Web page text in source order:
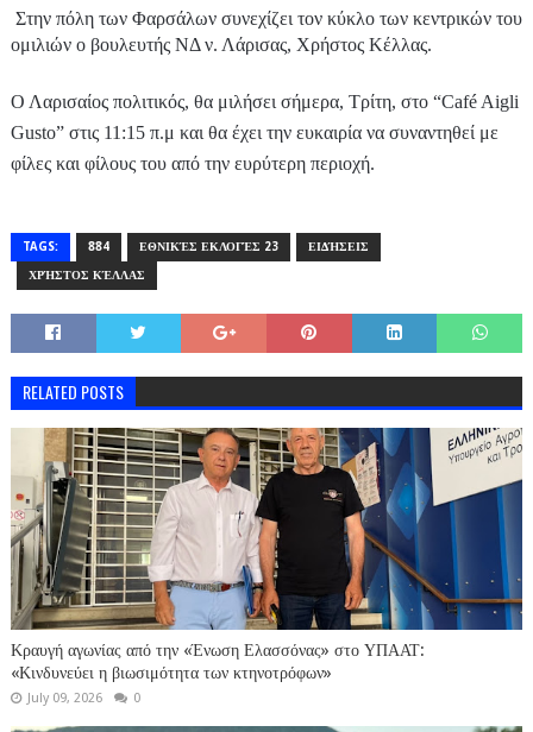
Στην πόλη των Φαρσάλων συνεχίζει τον κύκλο των κεντρικών του
ομιλιών ο βουλευτής ΝΔ ν. Λάρισας, Χρήστος Κέλλας.
Ο Λαρισαίος πολιτικός, θα μιλήσει σήμερα, Τρίτη, στο “Café Aigli
Gusto” στις 11:15 π.μ και θα έχει την ευκαιρία να συναντηθεί με
φίλες και φίλους του από την ευρύτερη περιοχή.
TAGS: 884 ΕΘΝΙΚΈΣ ΕΚΛΟΓΈΣ 23 ΕΙΔΉΣΕΙΣ
ΧΡΉΣΤΟΣ ΚΈΛΛΑΣ
RELATED POSTS
Κραυγή αγωνίας από την «Ένωση Ελασσόνας» στο ΥΠΑΑΤ:
«Κινδυνεύει η βιωσιμότητα των κτηνοτρόφων»
July 09, 2026 0